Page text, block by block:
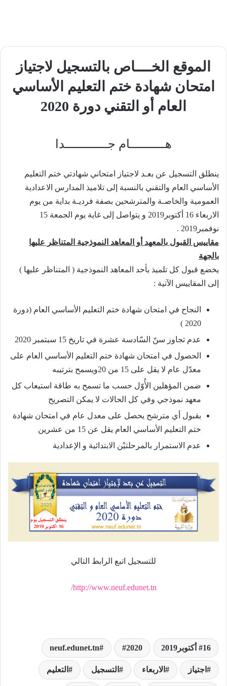
الموقع الخــــاص بالتسجيل لاجتياز
امتحان شهادة ختم التعليم الأساسي
العام أو التقني دورة 2020
هــــــــــام جــــــــــــدا
ينطلق التسجيل عن بعـد لاجتياز امتحاني شهادتي ختم التعليم
الأساسي العام والتقني بالنسبة إلى تلاميذ المدارس الاعدادية
العمومية والخاصـة والمترشحين بصفة فرديـة بداية من يوم
الاربعاء 16 أكتوبر2019 و يتواصل إلى غاية يوم الجمعة 15
نوفمبر2019 .
مقاييس القبول بالمعهد أو المعاهد النموذجية المتناظر عليها
بالجهة
يخضع قبول كل تلميذ بأحد المعاهد النموذجية ( المتناظر عليها )
إلى المقاييس الآتية :
النجاح في امتحان شهادة ختم التعليم الأساسي العام (دورة
2020 )
عدم تجاوز سنّ السّادسة عشرة في تاريخ 15 سبتمبر 2020
الحصول في امتحان شهادة ختم التعليم الأساسي العام على
معدّل عام لا يقل على 15 من 20ويسمح بترتيبه
ضمن المؤهلين الأُوّل حسب ما تسمح به طاقة استيعاب كل
معهد نموذجي وفي كل الحالات لا يمكن التصريح
بقبول أي مترشح يحصل على معدل عام في امتحان شهادة
ختم التعليم الأساسي العام يقل عن 15 من عشرين
عدم الاستمرار بالمرحلتيْن الابتدائية و الإعدادية
للتسجيل اتبع الرابط التالي
http://www.neuf.edunet.tn/
16 أكتوبر2019 2020
neuf.edunet.tn
اجتياز الاربعاء التسجيل التعليم